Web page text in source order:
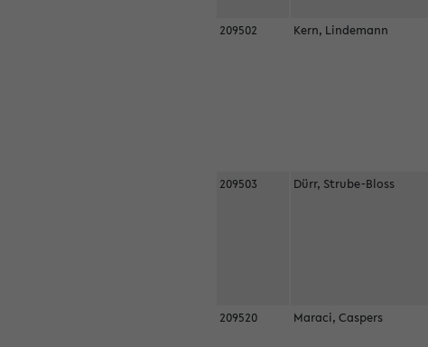
209502 Kern, Lindemann
209503 Dürr, Strube-Bloss
209520 Maraci, Caspers